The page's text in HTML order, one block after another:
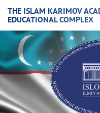
THE ISLAM KARIMOV
EDUCATIONAL COMPLEX